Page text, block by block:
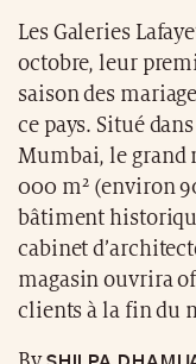
Les Galeries
octobre, leur
saison des
ce pays. Situé
Mumbai, le grand
000 m² (environ
bâtiment
cabinet
magasin ouvrira
clients à la fin du